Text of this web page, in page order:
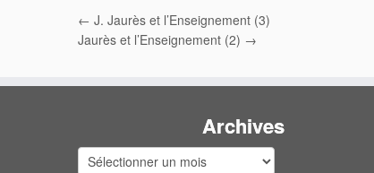
← J. Jaurès et l’Enseignement (3)
Jaurès et l’Enseignement (2) →
Archives
Archives